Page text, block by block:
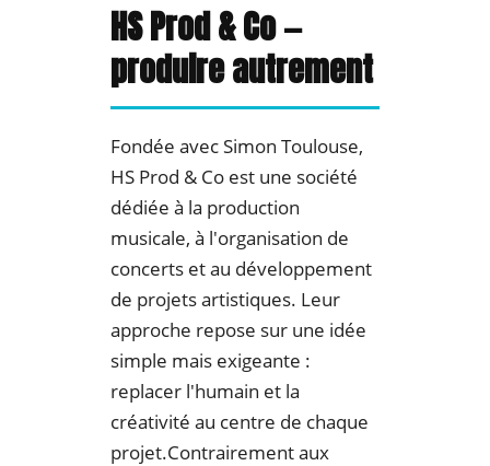
HS Prod & Co —
produire autrement
Fondée avec Simon Toulouse,
HS Prod & Co est une société
dédiée à la production
musicale, à l'organisation de
concerts et au développement
de projets artistiques. Leur
approche repose sur une idée
simple mais exigeante :
replacer l'humain et la
créativité au centre de chaque
projet.Contrairement aux